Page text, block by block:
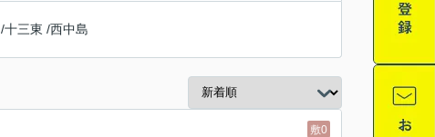
/十三東 /西中島
敷0